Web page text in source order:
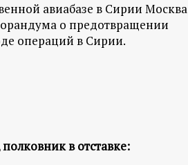
авиабазе в Сирии Москва
о предотвращении
операций в Сирии.
в отставке: